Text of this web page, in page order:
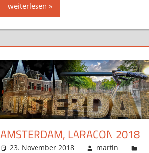
weiterlesen
AMSTERDAM, LARACON 2018
23. November 2018
martin